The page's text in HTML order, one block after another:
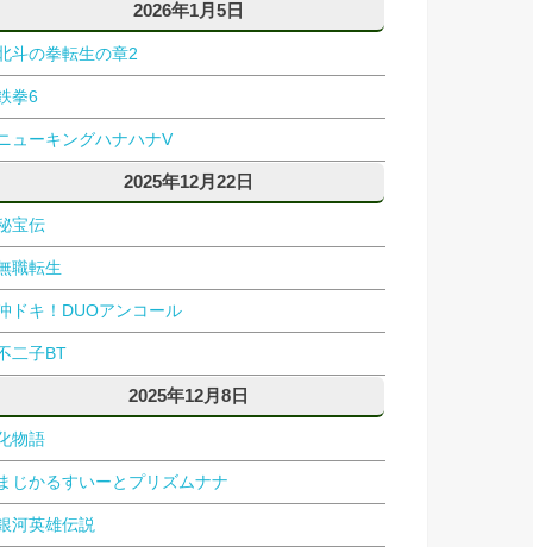
2026年1月5日
斗の拳転生の章2
拳6
ューキングハナハナV
2025年12月22日
宝伝
職転生
ドキ！DUOアンコール
二子BT
2025年12月8日
物語
じかるすいーとプリズムナナ
河英雄伝説